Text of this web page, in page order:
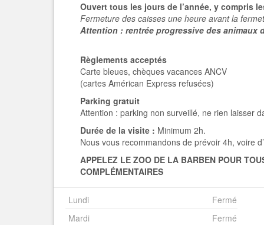
Ouvert tous les jours de l’année, y compris
Fermeture des caisses une heure avant la
Attention : rentrée progressive des animaux
Règlements acceptés
Carte bleues, chèques vacances ANCV
(cartes Américan Express refusées)
Parking gratuit
Attention : parking non surveillé, ne rien laisser
Durée de la visite : Minimum 2h.
Nous vous recommandons de prévoir 4h, voire
APPELEZ LE ZOO DE LA BARBEN POUR
COMPLÉMENTAIRES
Lundi
Fermé
Mardi
Fermé